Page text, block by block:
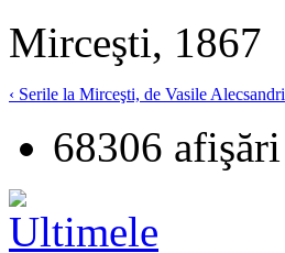
Mirceşti, 1867
‹ Serile la Mirceşti, de Vasile Alecsandri
68306 afişări